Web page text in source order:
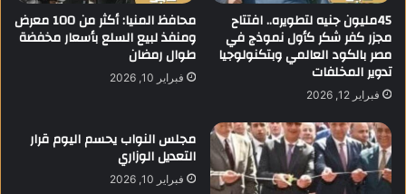
ف
ة
ب
د
ب
و
ت
أ
ك
.
.
م
ش
ر
ع
ا
ل
ض
45مليون جنيه لتطويره.. افتتاح
مجزر كفر شكر كأول نموذج في
مصر بالكود العالمي وبتكنولوجيا
تدوير المخلفات
فبراير 12, 2026
محافظ المنيا: أكثر من 100 معرض
ومنفذ لبيع السلع بأسعار مخفضة
طوال رمضان
فبراير 10, 2026
مجلس النواب يحسم اليوم قرار
التعديل الوزاري
فبراير 10, 2026